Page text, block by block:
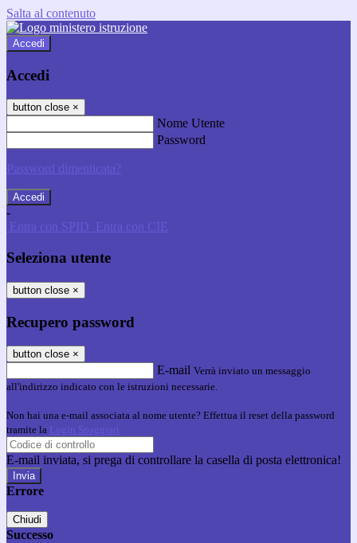
Salta al contenuto
Accedi
Accedi
button close ×
Nome Utente
Password
Password dimenticata?
-
Entra con SPID Entra con CIE
Seleziona utente
button close ×
Recupero password
button close ×
E-mail Verrà inviato un messaggio
all'indirizzo indicato con le istruzioni necessarie.
Non hai una e-mail associata al nome utente? Effettua il reset della password
tramite la Login Spaggiari
E-mail inviata, si prega di controllare la casella di posta elettronica!
Errore
Chiudi
Successo